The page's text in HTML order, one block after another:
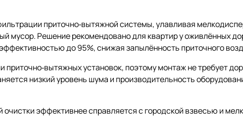
приточно‑вытяжной системы, улавливая
мусор. Решение рекомендовано для квартир у оживлённых
до 95%, снижая запылённость приточного
приточно‑вытяжных установок, поэтому монтаж не требует
низкий уровень шума и производительность
эффективнее справляется с городской взвесью и